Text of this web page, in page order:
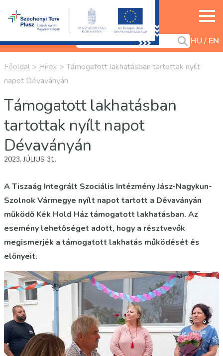
HU EN
Főoldal > Hírek >Támogatott lakhatásban tartottak nyílt
napot Dévaványán
Támogatott lakhatásban
tartottak nyílt napot
Dévaványán
2023. JÚLIUS 31.
A Tiszaág Integrált Szociális Intézmény Jász-Nagykun-
Szolnok Vármegye nyílt napot tartott a Dévaványán
működő Kék Hold Ház támogatott lakhatásban. Az
esemény lehetőséget adott, hogy a résztvevők
megismerjék a támogatott lakhatás működését és
előnyeit.